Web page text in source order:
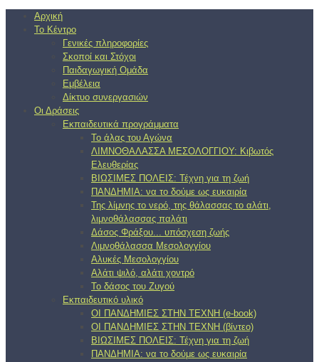
Αρχική
Το Κέντρο
Γενικές πληροφορίες
Σκοποί και Στόχοι
Παιδαγωγική Ομάδα
Εμβέλεια
Δίκτυο συνεργασιών
Οι Δράσεις
Εκπαιδευτικά προγράμματα
Το άλας του Αγώνα
ΛΙΜΝΟΘΑΛΑΣΣΑ ΜΕΣΟΛΟΓΓΙΟΥ: Κιβωτός
Ελευθερίας
ΒΙΩΣΙΜΕΣ ΠΟΛΕΙΣ: Τέχνη για τη ζωή
ΠΑΝΔΗΜΙΑ: να το δούμε ως ευκαιρία
Της λίμνης το νερό, της θάλασσας το αλάτι,
λιμνοθάλασσας παλάτι
Δάσος Φράξου... υπόσχεση ζωής
Λιμνοθάλασσα Μεσολογγίου
Αλυκές Μεσολογγίου
Αλάτι ψιλό, αλάτι χοντρό
Το δάσος του Ζυγού
Εκπαιδευτικό υλικό
ΟΙ ΠΑΝΔΗΜΙΕΣ ΣΤΗΝ ΤΕΧΝΗ (e-book)
ΟΙ ΠΑΝΔΗΜΙΕΣ ΣΤΗΝ ΤΕΧΝΗ (βίντεο)
ΒΙΩΣΙΜΕΣ ΠΟΛΕΙΣ: Τέχνη για τη ζωή
ΠΑΝΔΗΜΙΑ: να το δούμε ως ευκαιρία